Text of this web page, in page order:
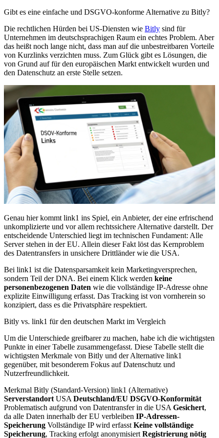
Gibt es eine einfache und DSGVO-konforme Alternative zu Bitly?
Die rechtlichen Hürden bei US-Diensten wie Bitly sind für
Unternehmen im deutschsprachigen Raum ein echtes Problem. Aber
das heißt noch lange nicht, dass man auf die unbestreitbaren Vorteile
von Kurzlinks verzichten muss. Zum Glück gibt es Lösungen, die
von Grund auf für den europäischen Markt entwickelt wurden und
den Datenschutz an erste Stelle setzen.
Genau hier kommt link1 ins Spiel, ein Anbieter, der eine erfrischend
unkomplizierte und vor allem rechtssichere Alternative darstellt. Der
entscheidende Unterschied liegt im technischen Fundament: Alle
Server stehen in der EU. Allein dieser Fakt löst das Kernproblem
des Datentransfers in unsichere Drittländer wie die USA.
Bei link1 ist die Datensparsamkeit kein Marketingversprechen,
sondern Teil der DNA. Bei einem Klick werden keine
personenbezogenen Daten wie die vollständige IP-Adresse ohne
explizite Einwilligung erfasst. Das Tracking ist von vornherein so
konzipiert, dass es die Privatsphäre respektiert.
Bitly vs. link1 für den deutschen Markt im Vergleich
Um die Unterschiede greifbarer zu machen, habe ich die wichtigsten
Punkte in einer Tabelle zusammengefasst. Diese Tabelle stellt die
wichtigsten Merkmale von Bitly und der Alternative link1
gegenüber, mit besonderem Fokus auf Datenschutz und
Nutzerfreundlichkeit.
Merkmal Bitly (Standard-Version) link1 (Alternative)
Serverstandort USA Deutschland/EU DSGVO-Konformität
Problematisch aufgrund von Datentransfer in die USA Gesichert,
da alle Daten innerhalb der EU verbleiben IP-Adressen-
Speicherung Vollständige IP wird erfasst Keine vollständige
Speicherung, Tracking erfolgt anonymisiert Registrierung nötig